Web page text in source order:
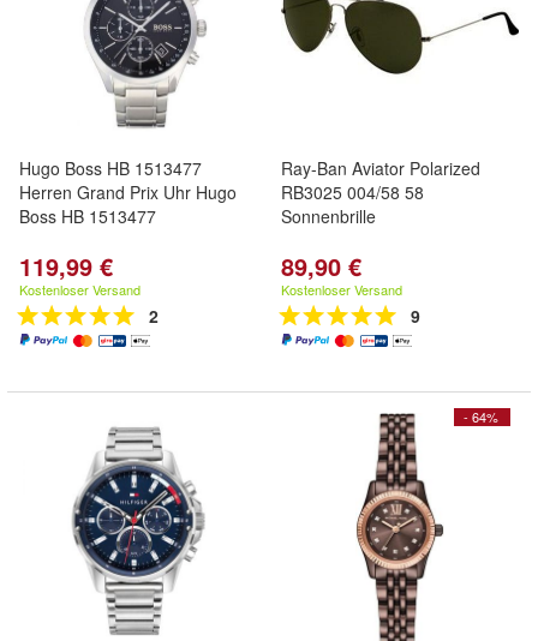
Hugo Boss HB 1513477
Herren Grand Prix Uhr Hugo
Boss HB 1513477
119,99 €
Kostenloser Versand
2
Ray-Ban Aviator Polarized
RB3025 004/58 58
Sonnenbrille
89,90 €
Kostenloser Versand
9
- 64%